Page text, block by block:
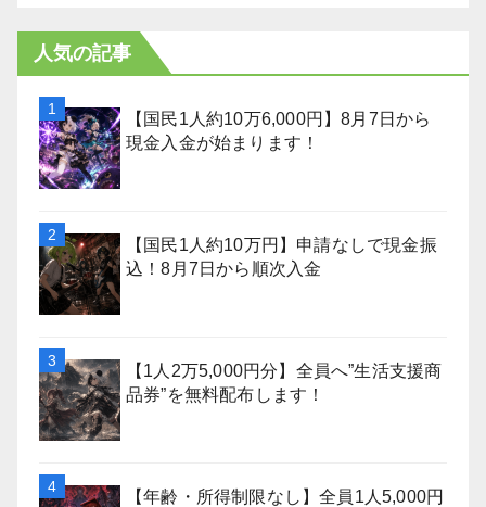
人気の記事
【国民1人約10万6,000円】8月7日から
現金入金が始まります！
【国民1人約10万円】申請なしで現金振
込！8月7日から順次入金
【1人2万5,000円分】全員へ”生活支援商
品券”を無料配布します！
【年齢・所得制限なし】全員1人5,000円